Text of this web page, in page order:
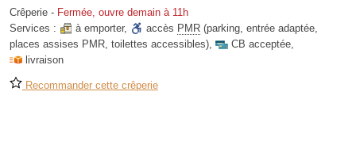
Crêperie - Fermée, ouvre demain à 11h
Services :
à emporter, accès PMR (parking, entrée adaptée,
places assises PMR, toilettes accessibles), CB acceptée,
livraison
Recommander cette crêperie